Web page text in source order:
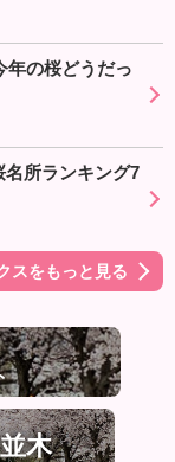
年の桜どうだっ
所ランキング7
スをもっと見る
木